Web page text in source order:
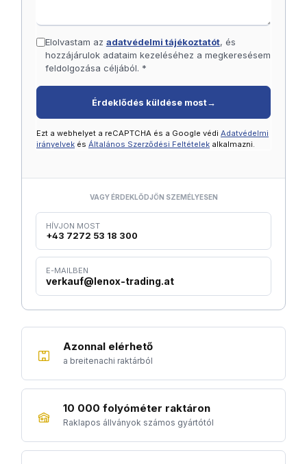
Elolvastam az adatvédelmi tájékoztatót, és
hozzájárulok adataim kezeléséhez a megkeresésem
feldolgozása céljából. *
Érdeklődés küldése most→
Ezt a webhelyet a reCAPTCHA és a Google védi Adatvédelmi
irányelvek és Általános Szerződési Feltételek alkalmazni.
VAGY ÉRDEKLŐDJÖN SZEMÉLYESEN
HÍVJON MOST
+43 7272 53 18 300
E-MAILBEN
verkauf@lenox-trading.at
Azonnal elérhető
a breitenachi raktárból
10 000 folyóméter raktáron
Raklapos állványok számos gyártótól